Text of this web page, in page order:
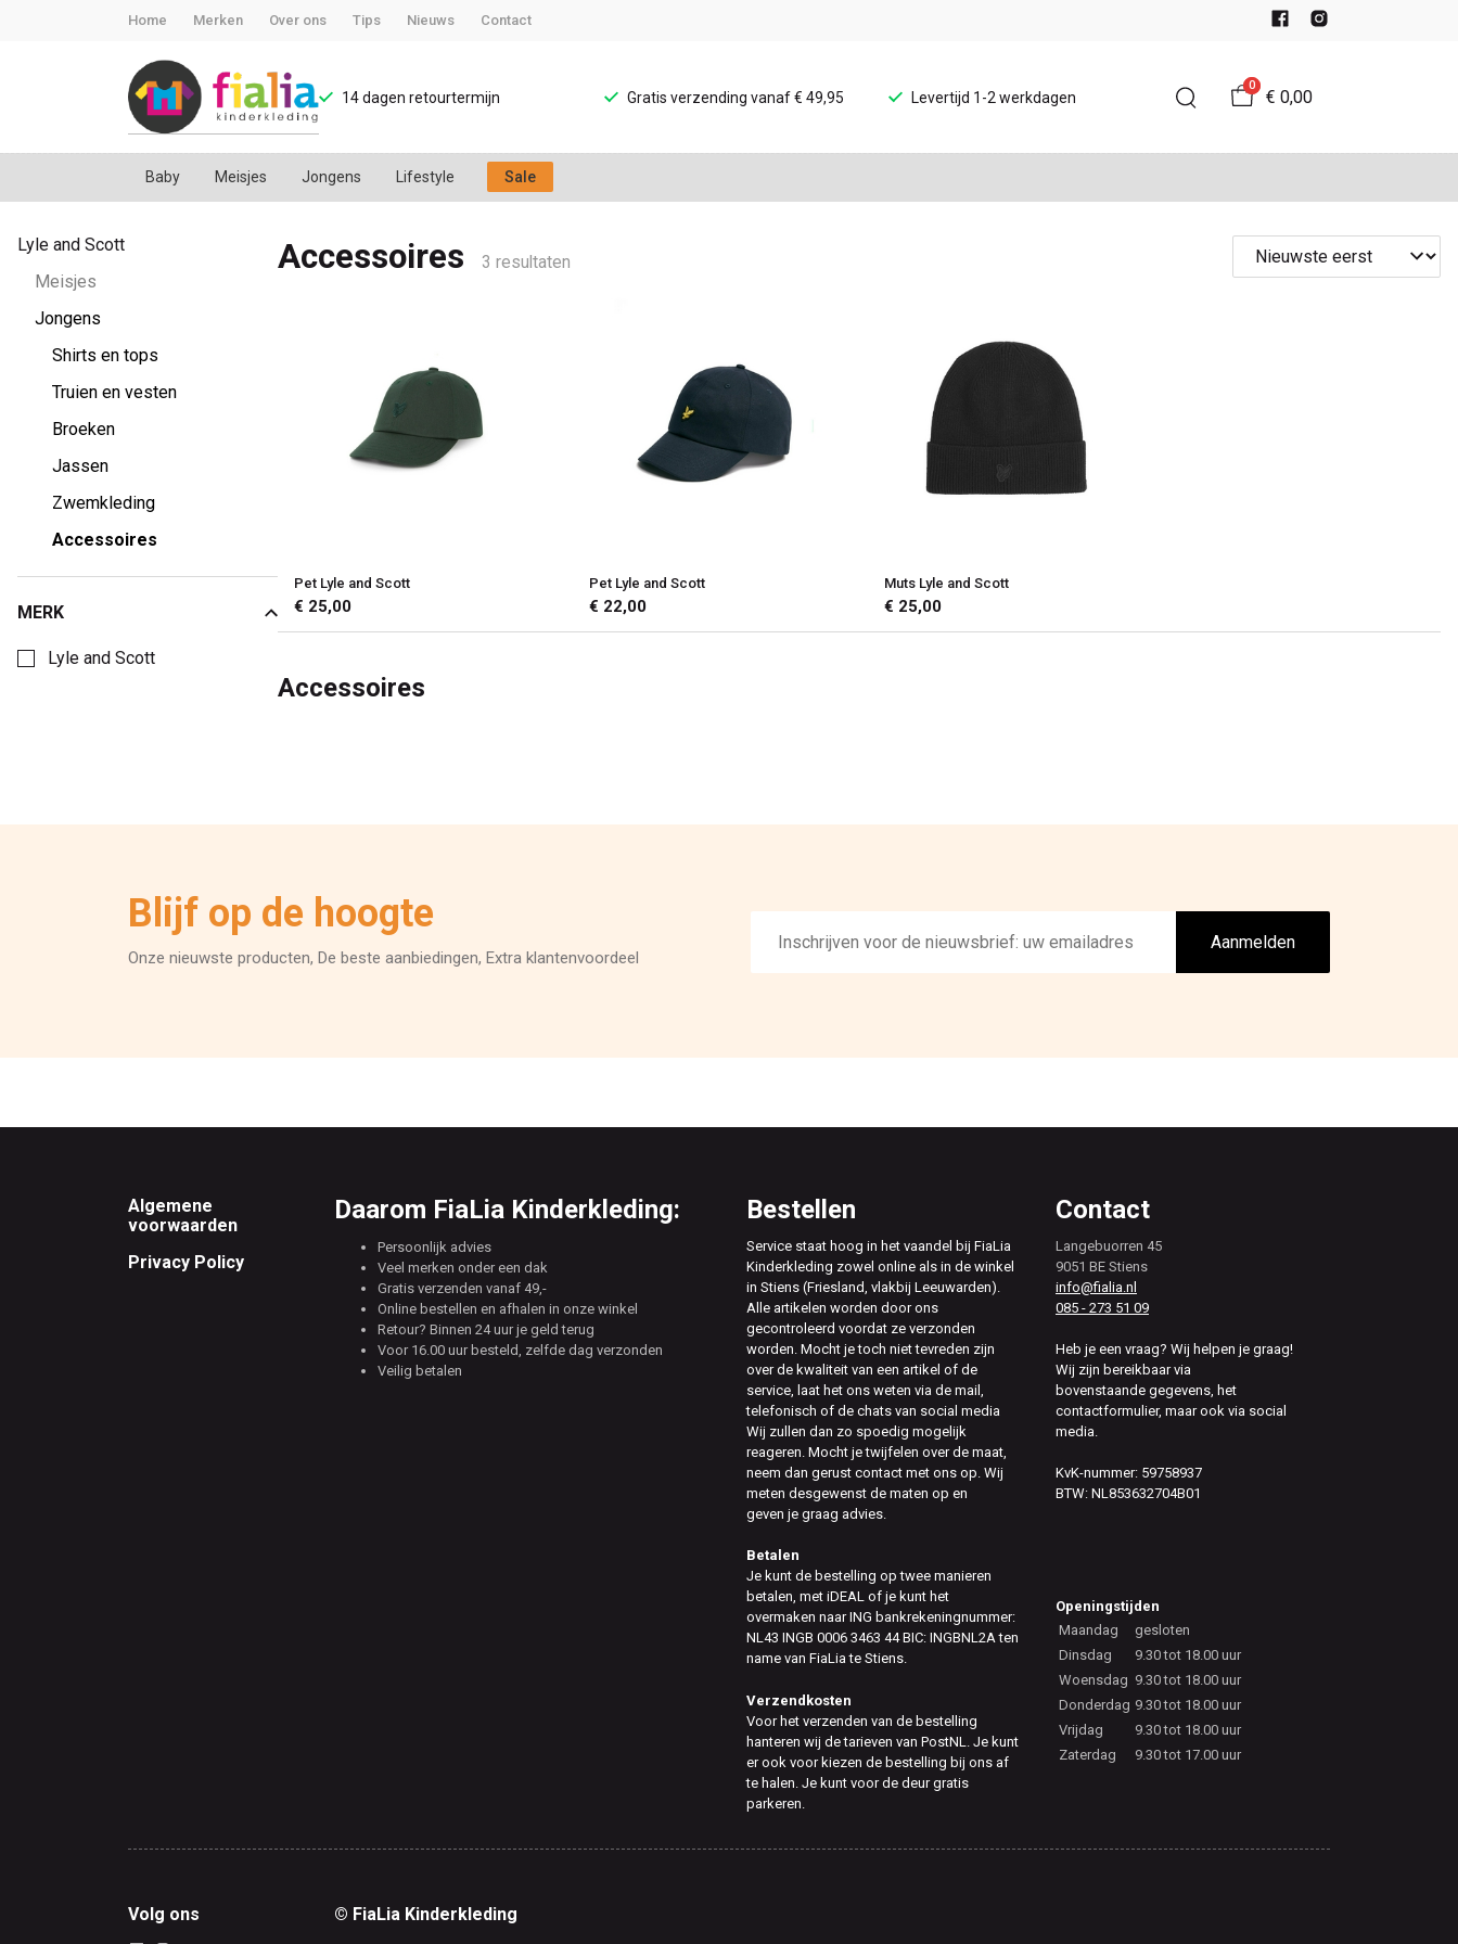
Home Merken Over ons Tips Nieuws Contact
14 dagen retourtermijn Gratis verzending vanaf € 49,95 Levertijd 1-2 werkdagen
0
€ 0,00
Baby Meisjes Jongens Lifestyle Sale
Accessoires
FiaLia
Kinderkleding
Lyle and Scott
Meisjes
Jongens
Shirts en tops
Truien en vesten
Broeken
Jassen
Zwemkleding
Accessoires
MERK
Lyle and Scott
Accessoires 3 resultaten
Pet Lyle and Scott
€ 25,00
Pet Lyle and Scott
€ 22,00
Muts Lyle and Scott
€ 25,00
Accessoires
Blijf op de hoogte
Onze nieuwste producten, De beste aanbiedingen, Extra klantenvoordeel
mailadres
Aanmelden
Footer
Algemene
voorwaarden
Privacy Policy
Daarom FiaLia Kinderkleding:
Persoonlijk advies
Veel merken onder een dak
Gratis verzenden vanaf 49,-
Online bestellen en afhalen in onze winkel
Retour? Binnen 24 uur je geld terug
Voor 16.00 uur besteld, zelfde dag verzonden
Veilig betalen
Bestellen
Service staat hoog in het vaandel bij FiaLia
Kinderkleding zowel online als in de winkel
in Stiens (Friesland, vlakbij Leeuwarden).
Alle artikelen worden door ons
gecontroleerd voordat ze verzonden
worden. Mocht je toch niet tevreden zijn
over de kwaliteit van een artikel of de
service, laat het ons weten via de mail,
telefonisch of de chats van social media
Wij zullen dan zo spoedig mogelijk
reageren. Mocht je twijfelen over de maat,
neem dan gerust contact met ons op. Wij
meten desgewenst de maten op en
geven je graag advies.
Betalen
Je kunt de bestelling op twee manieren
betalen, met iDEAL of je kunt het
overmaken naar ING bankrekeningnummer:
NL43 INGB 0006 3463 44 BIC: INGBNL2A ten
name van FiaLia te Stiens.
Verzendkosten
Voor het verzenden van de bestelling
hanteren wij de tarieven van PostNL. Je kunt
er ook voor kiezen de bestelling bij ons af
te halen. Je kunt voor de deur gratis
parkeren.
Contact
Langebuorren 45
9051 BE Stiens
info@fialia.nl
085 - 273 51 09
Heb je een vraag? Wij helpen je graag!
Wij zijn bereikbaar via
bovenstaande gegevens, het
contactformulier, maar ook via social
media.
KvK-nummer: 59758937
BTW: NL853632704B01
Openingstijden
Maandag
gesloten
Dinsdag
9.30 tot 18.00 uur
Woensdag 9.30 tot 18.00 uur
Donderdag 9.30 tot 18.00 uur
Vrijdag
9.30 tot 18.00 uur
Zaterdag
9.30 tot 17.00 uur
Volg ons © FiaLia Kinderkleding